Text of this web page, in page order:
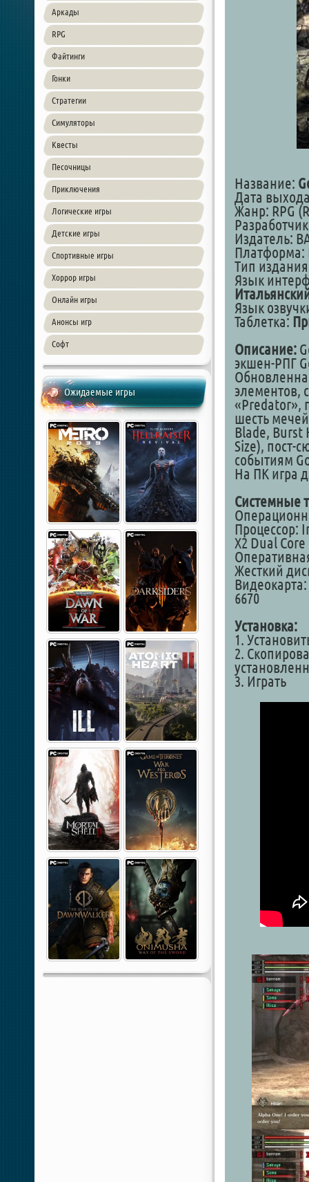
Аркады
RPG
Файтинги
Гонки
Стратегии
Симуляторы
Квесты
Песочницы
Приключения
Логические игры
Детские игры
Спортивные игры
Хоррор игры
Онлайн игры
Анонсы игр
Софт
Ожидаемые игры
Название:
Дата
Жанр: RPG
Издатель:
Платформа:
Тип
Язык
Язык
Таблетка:
Описание:
экшен-РПГ
элементов,
«Predator»,
шесть
Blade, Burst
Size), пост-
событиям
На ПК игра
Системные
Процессор:
X2 Dual Core
Жесткий
Видеокарта:
6670
Установка:
1.
2.
3. Играть